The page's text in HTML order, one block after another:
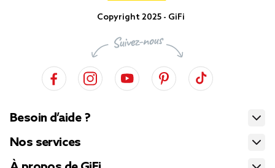
Copyright 2025 - GiFi
Besoin d’aide ?
Nos services